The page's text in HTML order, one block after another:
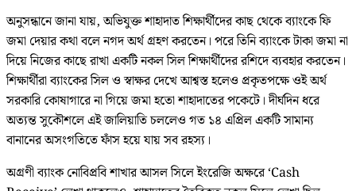
অনুসন্ধানে জানা যায়, অভিযুক্ত শাহাদাত শিক্ষার্থীদের কাছ থেকে ব্যাংকে ফি
জমা দেয়ার কথা বলে নগদ অর্থ গ্রহণ করতেন। পরে তিনি ব্যাংকে টাকা জমা না
দিয়ে নিজের কাছে রাখা একটি নকল সিল শিক্ষার্থীদের রশিদে ব্যবহার করতেন।
শিক্ষার্থীরা ব্যাংকের সিল ও স্বাক্ষর দেখে আশ্বস্ত হলেও প্রকৃতপক্ষে ওই অর্থ
সরকারি কোষাগারে না গিয়ে জমা হতো শাহাদাতের পকেটে। দীর্ঘদিন ধরে
অত্যন্ত সুকৌশলে এই জালিয়াতি চললেও গত ১৪ এপ্রিল একটি সামান্য
বানানের অসংগতিতে ফাঁস হয়ে যায় সব রহস্য।
অগ্রণী ব্যাংক নোবিপ্রবি শাখার আসল সিলে ইংরেজি অক্ষরে ‘Cash